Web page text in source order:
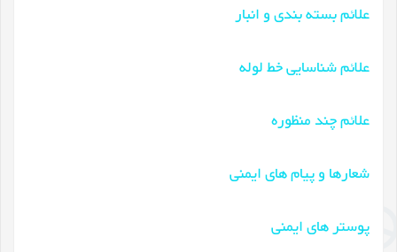
علائم بسته بندی و انبار
علائم شناسایی خط لوله
علائم چند منظوره
شعارها و پیام های ایمنی
پوستر های ایمنی